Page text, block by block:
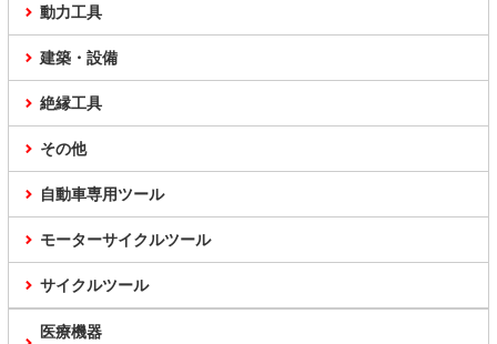
動力工具
建築・設備
絶縁工具
その他
自動車専用ツール
モーターサイクルツール
サイクルツール
医療機器